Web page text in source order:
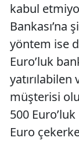
kabul
yöntem ise
Euro’luk
yatırılabilen
müşterisi
500
Euro